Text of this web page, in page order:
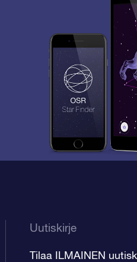
Uutiskirje
Tilaa ILMAINEN